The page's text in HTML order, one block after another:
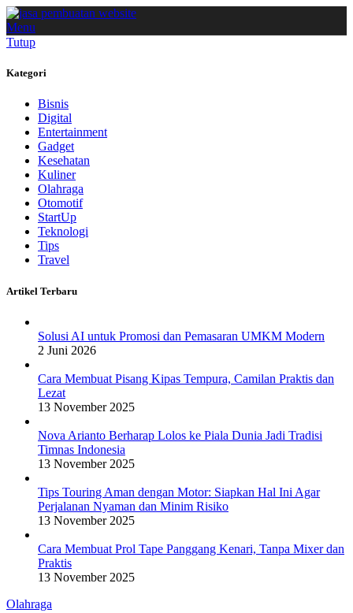
Menu
Tutup
Kategori
Bisnis
Digital
Entertainment
Gadget
Kesehatan
Kuliner
Olahraga
Otomotif
StartUp
Teknologi
Tips
Travel
Artikel Terbaru
Solusi AI untuk Promosi dan Pemasaran UMKM Modern
2 Juni 2026
Cara Membuat Pisang Kipas Tempura, Camilan Praktis dan
Lezat
13 November 2025
Nova Arianto Berharap Lolos ke Piala Dunia Jadi Tradisi
Timnas Indonesia
13 November 2025
Tips Touring Aman dengan Motor: Siapkan Hal Ini Agar
Perjalanan Nyaman dan Minim Risiko
13 November 2025
Cara Membuat Prol Tape Panggang Kenari, Tanpa Mixer dan
Praktis
13 November 2025
Olahraga